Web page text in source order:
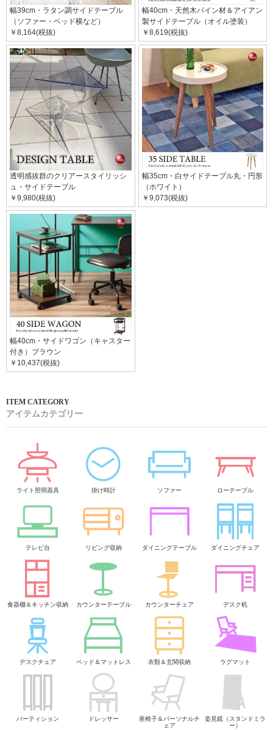
幅39cm・ラタン調サイドテーブル
（ソファー・ベッド横など）
￥8,164(税抜)
幅40cm・天然木パイン材＆アイアン
製サイドテーブル（オイル塗装）
￥8,619(税抜)
透明感抜群のクリアースタイリッシ
ュ・サイドテーブル
￥9,980(税抜)
幅35cm・白サイドテーブル丸・円形
（ホワイト）
￥9,073(税抜)
幅40cm・サイドワゴン（キャスター
付き）ブラウン
￥10,437(税抜)
アイテムカテゴリー
ライト照明器具 掛け時計 ソファー ローテーブル
テレビ台 リビング収納 ダイニングテーブル ダイニングチェア
食器棚＆キッチン収納 カウンターテーブル カウンターチェア デスク机
デスクチェア ベッド＆マットレス 衣類＆玄関収納 ラグマット
パーティション ドレッサー
座椅子＆パーソナルチ
ェア
姿見鏡（スタンドミラ
ー）